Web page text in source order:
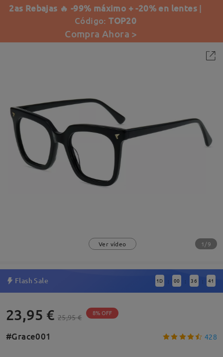
2as Rebajas 🔥 -99% máximo + -20% en lentes |
Código:TOP20
Compra Ahora >
Ver vídeo 1/9
Flash Sale 1 D : 00 : 36 : 41
23,95 € 25,95 € 8% OFF
#Grace001 428